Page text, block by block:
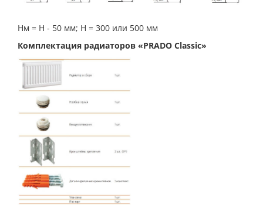
Нм = Н - 50 мм; Н = 300 или 500 мм
Комплектация радиаторов «PRADO Classic»